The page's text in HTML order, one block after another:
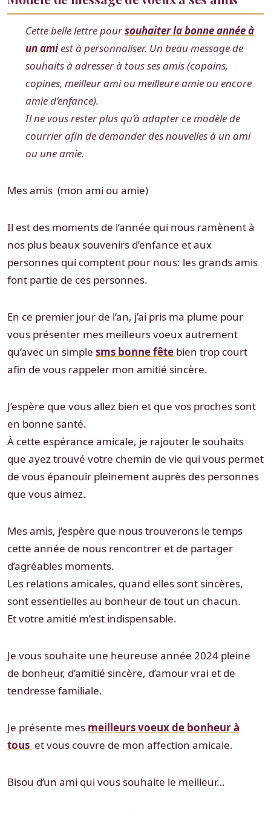
Cette belle lettre poursouhaiter la bonne année à
un amiest à personnaliser. Un beau message de
souhaits à adresser à tous ses amis (copains,
copines, meilleur ami ou meilleure amie ou encore
amie d’enfance).
Il ne vous rester plus qu’à adapter ce modèle de
courrier afin de demander des nouvelles à un ami
ou une amie.
Mes amis (mon ami ou amie)
Il est des moments de l’année qui nous ramènent à
nos plus beaux souvenirs d’enfance et aux
personnes qui comptent pour nous: les grands amis
font partie de ces personnes.
En ce premier jour de l’an, j’ai pris ma plume pour
vous présenter mes meilleurs voeux autrement
qu’avec un simple sms bonne fête bien trop court
afin de vous rappeler mon amitié sincère.
J’espère que vous allez bien et que vos proches sont
en bonne santé.
À cette espérance amicale, je rajouter le souhaits
que ayez trouvé votre chemin de vie qui vous permet
de vous épanouir pleinement auprès des personnes
que vous aimez.
Mes amis, j’espère que nous trouverons le temps
cette année de nous rencontrer et de partager
d’agréables moments.
Les relations amicales, quand elles sont sincères,
sont essentielles au bonheur de tout un chacun.
Et votre amitié m’est indispensable.
Je vous souhaite une heureuse année 2024 pleine
de bonheur, d’amitié sincère, d’amour vrai et de
tendresse familiale.
Je présente mes meilleurs voeux de bonheur à
tous et vous couvre de mon affection amicale.
Bisou d’un ami qui vous souhaite le meilleur…